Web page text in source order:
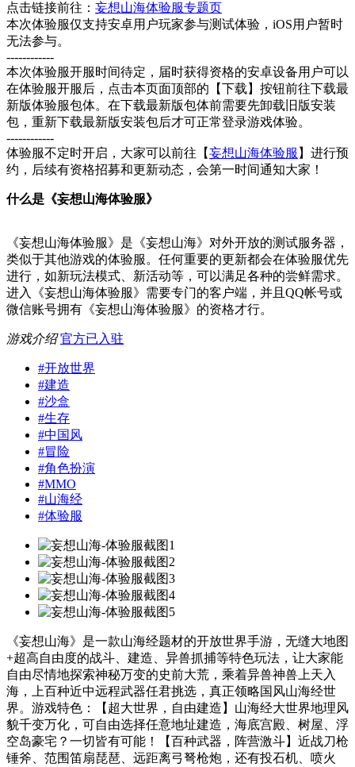
点击链接前往： 妄想山海体验服专题页
本次体验服仅支持安卓用户玩家参与测试体验，iOS用户暂时
无法参与。
------------
本次体验服开服时间待定，届时获得资格的安卓设备用户可以
在体验服开服后，点击本页面顶部的【下载】按钮前往下载最
新版体验服包体。在下载最新版包体前需要先卸载旧版安装
包，重新下载最新版安装包后才可正常登录游戏体验。
------------
体验服不定时开启，大家可以前往【妄想山海体验服 】进行预
约，后续有资格招募和更新动态，会第一时间通知大家！
什么是《妄想山海体验服》
《妄想山海体验服》是《妄想山海》对外开放的测试服务器，
类似于其他游戏的体验服。任何重要的更新都会在体验服优先
进行，如新玩法模式、新活动等，可以满足各种的尝鲜需求。
进入《妄想山海体验服》需要专门的客户端，并且QQ帐号或
微信账号拥有《妄想山海体验服》的资格才行。
游戏介绍 官方已入驻
#开放世界
#建造
#沙盒
#生存
#中国风
#冒险
#角色扮演
#MMO
#山海经
#体验服
《妄想山海》是一款山海经题材的开放世界手游，无缝大地图
+超高自由度的战斗、建造、异兽抓捕等特色玩法，让大家能
自由尽情地探索神秘万变的史前大荒，乘着异兽神兽上天入
海，上百种近中远程武器任君挑选，真正领略国风山海经世
界。游戏特色：【超大世界，自由建造】山海经大世界地理风
貌千变万化，可自由选择任意地址建造，海底宫殿、树屋、浮
空岛豪宅？一切皆有可能！【百种武器，阵营激斗】近战刀枪
锤斧、范围笛扇琵琶、远距离弓弩枪炮，还有投石机、喷火